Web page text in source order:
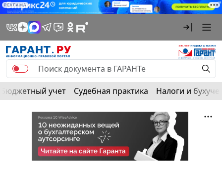
РЕКЛАМА
Бюджетный учет Судебная практика Налоги и